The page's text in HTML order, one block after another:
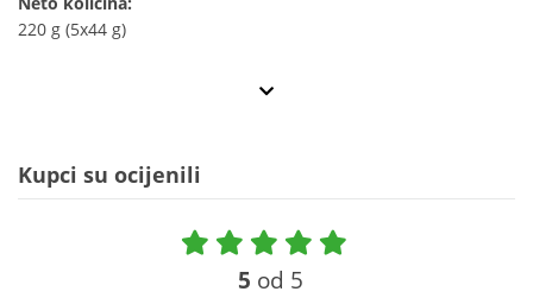
220 g (5x44 g)
Kupci su ocijenili
5 od 5